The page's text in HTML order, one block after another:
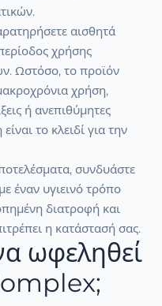
αισθητά
χρήσης
Ωστόσο, το προϊόν
χρήση,
ή ανεπιθύμητες
το κλειδί για την
συνδυάστε
έναν υγιεινό τρόπο
διατροφή και
η κατάστασή σας.
ωφεληθεί